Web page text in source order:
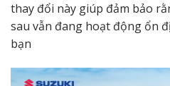
thay đổi này giúp đảm bảo
sau vẫn đang hoạt động ổn
bạn